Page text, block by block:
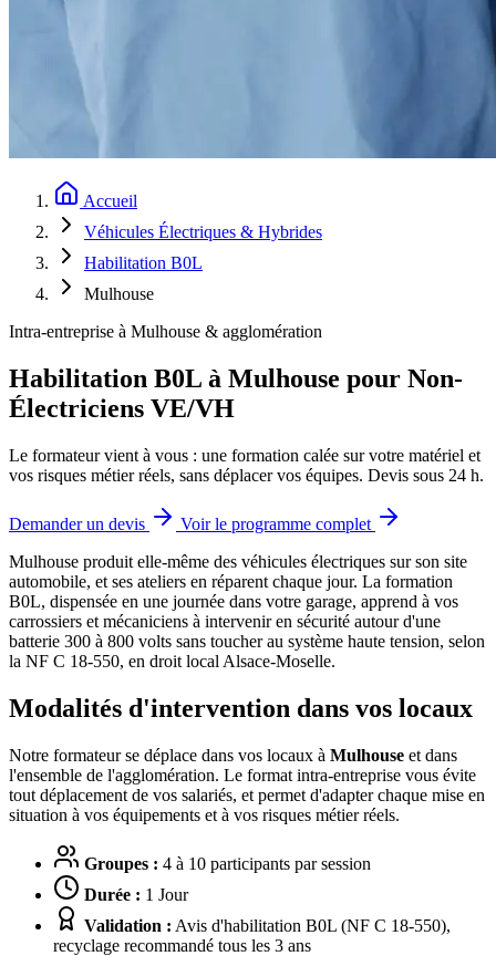
Accueil
Véhicules Électriques & Hybrides
Habilitation B0L
Mulhouse
Intra-entreprise à Mulhouse & agglomération
Habilitation B0L à Mulhouse pour Non-
Électriciens VE/VH
Le formateur vient à vous : une formation calée sur votre matériel et
vos risques métier réels, sans déplacer vos équipes. Devis sous 24 h.
Demander un devis
Voir le programme complet
Mulhouse produit elle-même des véhicules électriques sur son site
automobile, et ses ateliers en réparent chaque jour. La formation
B0L, dispensée en une journée dans votre garage, apprend à vos
carrossiers et mécaniciens à intervenir en sécurité autour d'une
batterie 300 à 800 volts sans toucher au système haute tension, selon
la NF C 18-550, en droit local Alsace-Moselle.
Modalités d'intervention dans vos locaux
Notre formateur se déplace dans vos locaux à Mulhouse et dans
l'ensemble de l'agglomération. Le format intra-entreprise vous évite
tout déplacement de vos salariés, et permet d'adapter chaque mise en
situation à vos équipements et à vos risques métier réels.
Groupes : 4 à 10 participants par session
Durée : 1 Jour
Validation : Avis d'habilitation B0L (NF C 18-550),
recyclage recommandé tous les 3 ans